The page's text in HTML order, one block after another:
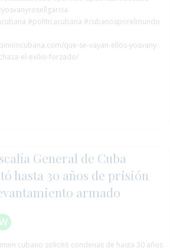
#politicacubana #cubanosporelmundo
que-se-vayan-ellos-yosvany-
el-exilio-forzado/
General de Cuba
hasta 30 años de prisión
armado
cubano solicitó condenas de hasta 30 años